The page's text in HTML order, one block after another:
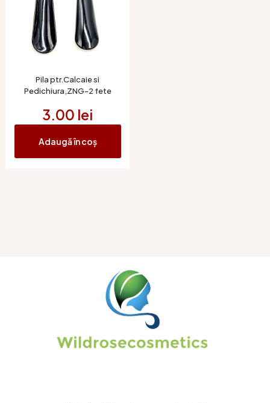
Pila ptr.Calcaie si
Pedichiura,ZNG-2 fete
3.00 lei
Adaugă în coș